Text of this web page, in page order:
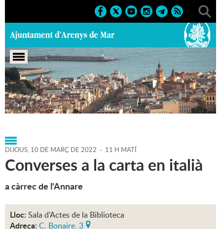
Portada > Agenda > 10-03-
2022 > Marcs > Culturals > 2022 > Cursos i tallers
DIJOUS, 10 DE MARÇ DE 2022 - 11 H MATÍ
Converses a la carta en italià
a càrrec de l'Annare
Lloc: Sala d'Actes de la Biblioteca
Adreça: C. Bonaire, 3